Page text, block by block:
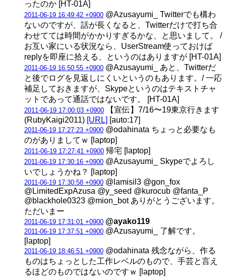
ったのか [HT-01A]
2011-06-19 16:49:42 +0900 @Azusayumi_ Twitterでも構わ
ないのですが、話が長くなると、Twitterだけで打ち合
わせてては時間がかかりすぎるかな、と思いまして。 /
お互い家にいる状況なら、UserStream使っておけば
replyを即座に拾える、というのはありますが [HT-01A]
2011-06-19 16:50:55 +0900 @Azusayumi_ あと、Twitterだ
と後でログを見返しにくいというのもあります。/ 一応
補足しておきますが、Skypeというのはテキストチャ
ットであって通話ではないです。 [HT-01A]
2011-06-19 17:00:03 +0900 【宣伝】7/16〜19東京行きます
(RubyKaigi2011) [URL] [auto:17]
2011-06-19 17:27:23 +0900 @odahinata ちょっと必要なも
のがありましてｗ [laptop]
2011-06-19 17:27:41 +0900 帰宅 [laptop]
2011-06-19 17:30:16 +0900 @Azusayumi_ Skypeでよろし
いでしょうかね？ [laptop]
2011-06-19 17:30:58 +0900 @lamisil3 @gon_fox
@LimitedExpAzusa @y_seed @kurocub @fanta_P
@blackhole0323 @mion_bot ありがとうございます。
ただいまー
2011-06-19 17:31:01 +0900 @ayako119
2011-06-19 17:37:51 +0900 @Azusayumi_ 了解です。
[laptop]
2011-06-19 18:46:51 +0900 @odahinata 残念ながら、作る
ものはちょっとした工作レベルのもので、手芸と言え
るほどのものではないのですｗ [laptop]